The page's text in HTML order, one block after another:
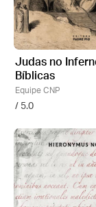
Judas no
Bíblicas
Equipe CNP
/ 5.0